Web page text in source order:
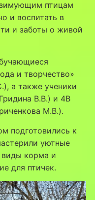
птицам
и воспитать в
и заботы о живой
и творчество»
а также ученики
В.В.) и 4В
М.В.).
подготовились к
уютные
виды корма и
для птичек.